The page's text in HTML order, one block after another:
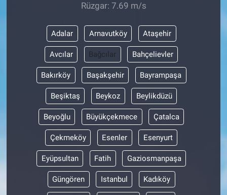
Rüzgar: 7.69 m/s
Adalar Arnavutköy Ataşehir
Avcılar Bağcılar Bahçelievler
Bakırköy Başakşehir Bayrampaşa
Beşiktaş Beykoz Beylikdüzü
Beyoğlu Büyükçekmece Çatalca
Çekmeköy Esenler Esenyurt
Eyüpsultan Fatih Gaziosmanpaşa
Güngören Istanbul Kadıköy